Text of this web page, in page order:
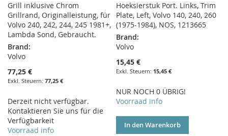
Grill inklusive Chrom
Grillrand, Originalleistung, für
Volvo 240, 242, 244, 245 1981+,
Lambda Sond, Gebraucht.
Brand:
Volvo
77,25 €
77,25 €
Derzeit nicht verfügbar.
Kontaktieren Sie uns für die
Verfügbarkeit
Voorraad info
Hoeksierstuk Port. Links, Trim
Plate, Left, Volvo 140, 240, 260
(1975-1984), NOS, 1213665
Brand:
Volvo
15,45 €
15,45 €
NUR NOCH 0 ÜBRIG!
Voorraad info
In den Warenkorb